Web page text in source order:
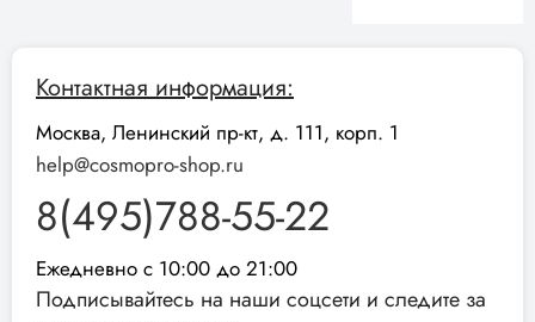
Контактная информация:
Москва, Ленинский пр-кт, д. 111, корп. 1
help@cosmopro-shop.ru
8(495)788-55-22
Ежедневно с 10:00 до 21:00
Подписывайтесь на наши соцсети и следите за